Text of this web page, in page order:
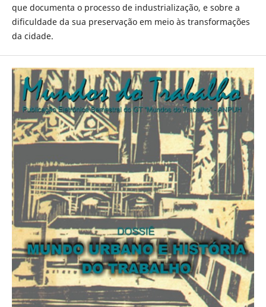
que documenta o processo de industrialização, e sobre a
dificuldade da sua preservação em meio às transformações
da cidade.